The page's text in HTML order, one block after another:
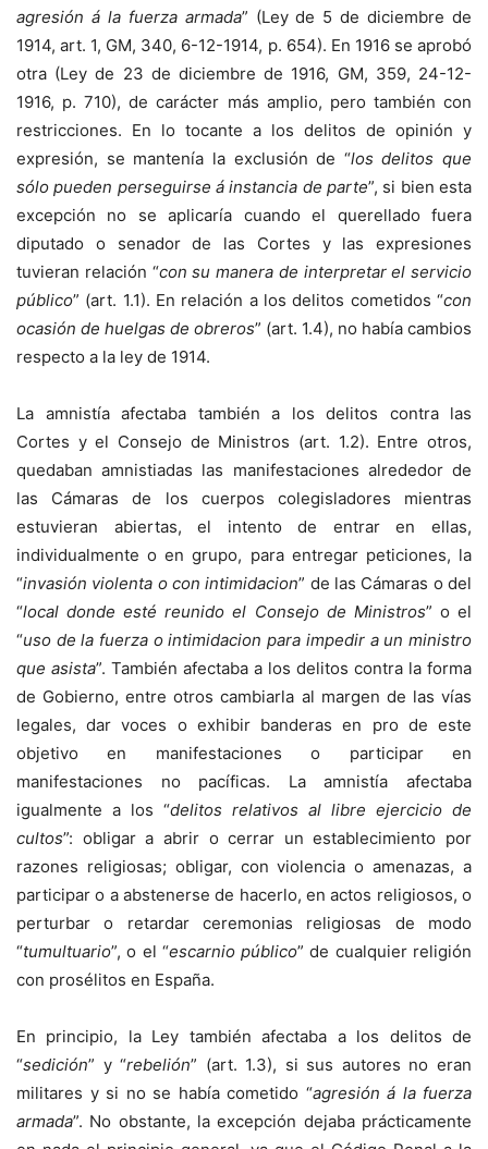
agresión á la fuerza armada” (Ley de 5 de diciembre de
1914, art. 1, GM, 340, 6-12-1914, p. 654). En 1916 se aprobó
otra (Ley de 23 de diciembre de 1916, GM, 359, 24-12-
1916, p. 710), de carácter más amplio, pero también con
restricciones. En lo tocante a los delitos de opinión y
expresión, se mantenía la exclusión de “los delitos que
sólo pueden perseguirse á instancia de parte”, si bien esta
excepción no se aplicaría cuando el querellado fuera
diputado o senador de las Cortes y las expresiones
tuvieran relación “con su manera de interpretar el servicio
público” (art. 1.1). En relación a los delitos cometidos “con
ocasión de huelgas de obreros” (art. 1.4), no había cambios
respecto a la ley de 1914.
La amnistía afectaba también a los delitos contra las
Cortes y el Consejo de Ministros (art. 1.2). Entre otros,
quedaban amnistiadas las manifestaciones alrededor de
las Cámaras de los cuerpos colegisladores mientras
estuvieran abiertas, el intento de entrar en ellas,
individualmente o en grupo, para entregar peticiones, la
“invasión violenta o con intimidacion” de las Cámaras o del
“local donde esté reunido el Consejo de Ministros” o el
“uso de la fuerza o intimidacion para impedir a un ministro
que asista”. También afectaba a los delitos contra la forma
de Gobierno, entre otros cambiarla al margen de las vías
legales, dar voces o exhibir banderas en pro de este
objetivo en manifestaciones o participar en
manifestaciones no pacíficas. La amnistía afectaba
igualmente a los “delitos relativos al libre ejercicio de
cultos”: obligar a abrir o cerrar un establecimiento por
razones religiosas; obligar, con violencia o amenazas, a
participar o a abstenerse de hacerlo, en actos religiosos, o
perturbar o retardar ceremonias religiosas de modo
“tumultuario”, o el “escarnio público” de cualquier religión
con prosélitos en España.
En principio, la Ley también afectaba a los delitos de
“sedición” y “rebelión” (art. 1.3), si sus autores no eran
militares y si no se había cometido “agresión á la fuerza
armada”. No obstante, la excepción dejaba prácticamente